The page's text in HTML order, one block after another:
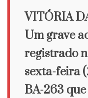
VITÓRIA
Um grave
registrado
sexta-feira
BA-263